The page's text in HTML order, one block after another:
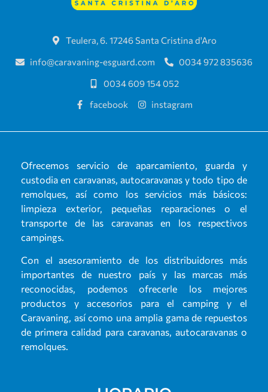
Teulera, 6. 17246 Santa Cristina d'Aro
info@caravaning-esguard.com
0034 972 835636
0034 609 154 052
facebook
instagram
Ofrecemos servicio de aparcamiento, guarda y
custodia en caravanas, autocaravanas y todo tipo de
remolques, así como los servicios más básicos:
limpieza exterior, pequeñas reparaciones o el
transporte de las caravanas en los respectivos
campings.
Con el asesoramiento de los distribuidores más
importantes de nuestro país y las marcas más
reconocidas, podemos ofrecerle los mejores
productos y accesorios para el camping y el
Caravaning, así como una amplia gama de repuestos
de primera calidad para caravanas, autocaravanas o
remolques.